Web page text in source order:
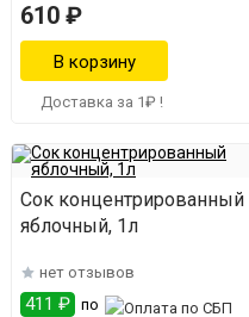
610 ₽
Доставка за 1₽ !
Сок концентрированный
яблочный, 1л
нет отзывов
411 ₽ по